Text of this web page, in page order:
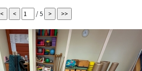
/ 5